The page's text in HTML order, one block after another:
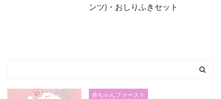
ンツ)・おしりふきセット
赤ちゃんファースト